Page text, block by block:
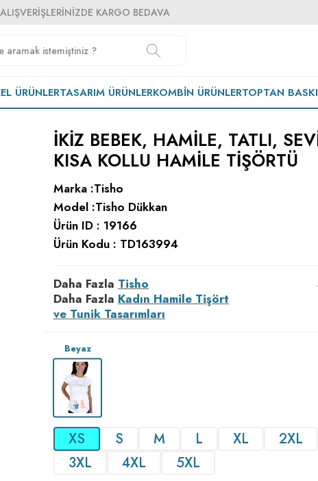
KARGO BEDAVA
ÜRÜNLERTASARIM ÜRÜNLERKOMBIN ÜRÜNLERTOPTAN
IKIZ BEBEK, HAMILE, TATLI,
KISA KOLLU HAMILE TIŞÖRTÜ
Marka :Tisho
Model :Tisho Dükkan
Ürün ID : 19166
Ürün Kodu : TD163994
Daha Fazla Tisho
Daha Fazla Kadın Hamile Tişört
ve Tunik Tasarımları
Beyaz
XS S M L XL
2XL
3XL
4XL 5XL